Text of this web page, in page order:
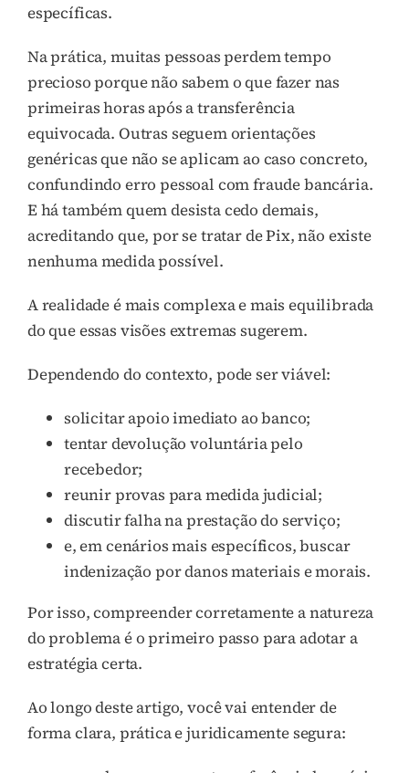
específicas.
Na prática, muitas pessoas perdem tempo
precioso porque não sabem o que fazer nas
primeiras horas após a transferência
equivocada. Outras seguem orientações
genéricas que não se aplicam ao caso concreto,
confundindo erro pessoal com fraude bancária.
E há também quem desista cedo demais,
acreditando que, por se tratar de Pix, não existe
nenhuma medida possível.
A realidade é mais complexa e mais equilibrada
do que essas visões extremas sugerem.
Dependendo do contexto, pode ser viável:
solicitar apoio imediato ao banco;
tentar devolução voluntária pelo
recebedor;
reunir provas para medida judicial;
discutir falha na prestação do serviço;
e, em cenários mais específicos, buscar
indenização por danos materiais e morais.
Por isso, compreender corretamente a natureza
do problema é o primeiro passo para adotar a
estratégia certa.
Ao longo deste artigo, você vai entender de
forma clara, prática e juridicamente segura: